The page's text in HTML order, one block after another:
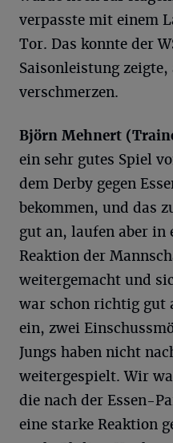
verpasste mit einem
Tor. Das konnte der
Saisonleistung zeigte,
verschmerzen.
Björn Mehnert
ein sehr gutes Spiel
dem Derby gegen
bekommen, und das
gut an, laufen aber in
Reaktion der
weitergemacht und
war schon richtig gut
ein, zwei
Jungs haben nicht
weitergespielt. Wir
die nach der Essen-
eine starke Reaktion